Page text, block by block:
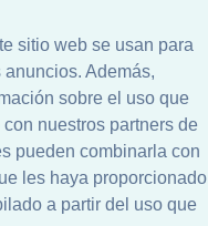
sitio web se usan para
Además,
sobre el uso que
nuestros partners de
pueden combinarla con
les haya proporcionado
a partir del uso que